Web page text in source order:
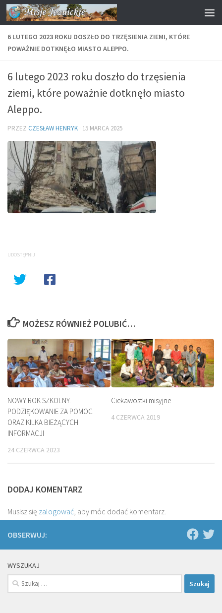
Przejdź do treści
6 LUTEGO 2023 ROKU DOSZŁO DO TRZĘSIENIA ZIEMI, KTÓRE
POWAŻNIE DOTKNĘŁO MIASTO ALEPPO.
6 lutego 2023 roku doszło do trzęsienia
ziemi, które poważnie dotknęło miasto
Aleppo.
PRZEZ CZESŁAW HENRYK · 15 MARCA 2025
UDOSTĘPNIJ
MOŻESZ RÓWNIEŻ POLUBIĆ…
NOWY ROK SZKOLNY.
PODZIĘKOWANIE ZA POMOC
ORAZ KILKA BIEŻĄCYCH
INFORMACJI
24 CZERWCA 2023
Ciekawostki misyjne
4 CZERWCA 2019
DODAJ KOMENTARZ
Musisz się zalogować, aby móc dodać komentarz.
OBSERWUJ:
WYSZUKAJ
Szukaj: